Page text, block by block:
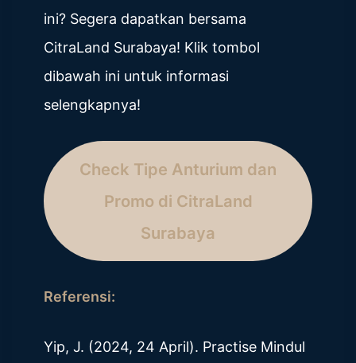
ini? Segera dapatkan bersama
CitraLand Surabaya! Klik tombol
dibawah ini untuk informasi
selengkapnya!
Check Tipe Anturium dan
Promo di CitraLand
Surabaya
Referensi:
Yip, J. (2024, 24 April). Practise Mindul